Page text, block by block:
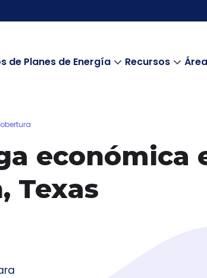
de Planes de Energía Recursos
económica
Texas